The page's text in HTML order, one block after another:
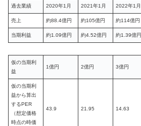
過去業績 2020年1月 2021年1月 2022年1月
売上 約88.4億円 約105億円 約114億円
当期利益 約1.09億円 約4.52億円 約1.39億円
仮の当期利
益
1億円 2億円 3億円
仮の当期利
益から算出
するPER
（想定価格
時点の時価
43.9 21.95 14.63